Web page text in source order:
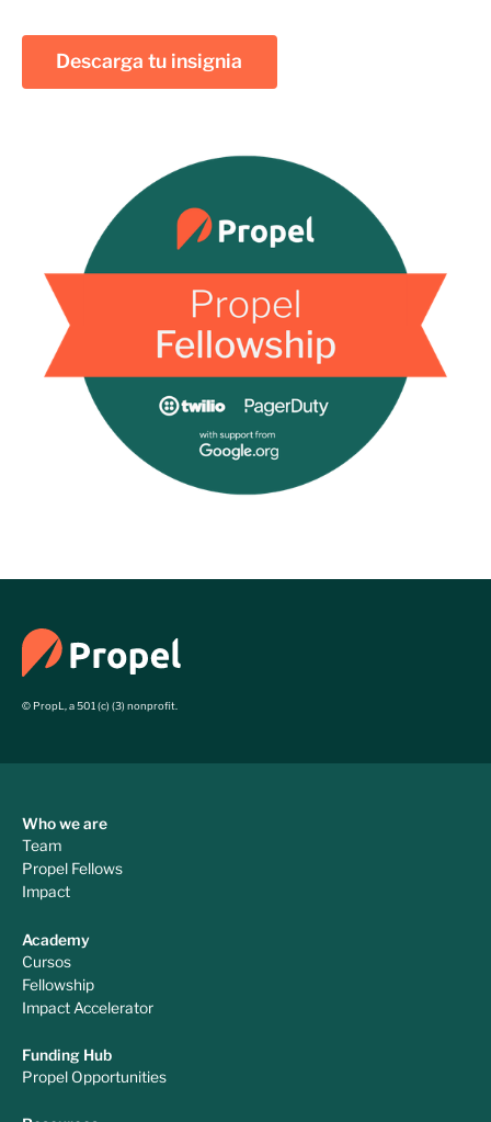
Descarga tu insignia
© PropL, a 501 (c) (3) nonprofit.
Who we are
Team
Propel Fellows
Impact
Academy
Cursos
Fellowship
Impact Accelerator
Funding Hub
Propel Opportunities